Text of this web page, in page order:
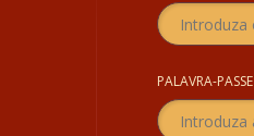
PALAVRA-PASSE